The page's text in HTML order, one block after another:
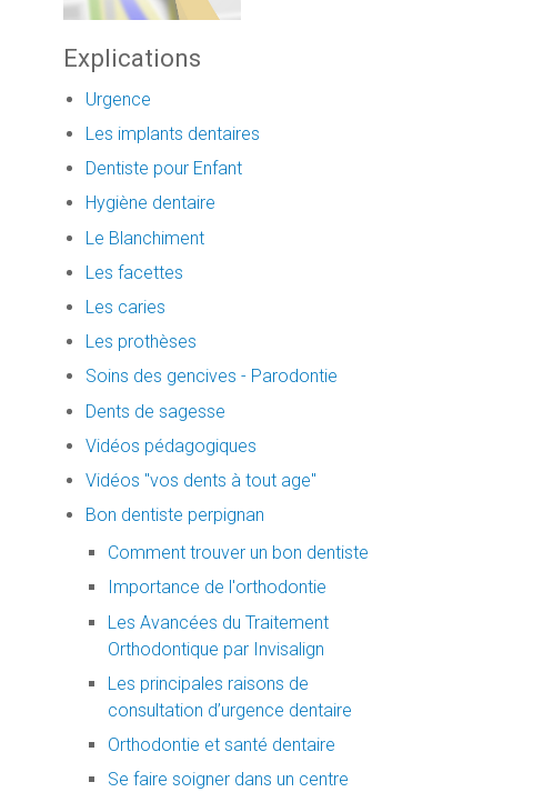
Explications
Urgence
Les implants dentaires
Dentiste pour Enfant
Hygiène dentaire
Le Blanchiment
Les facettes
Les caries
Les prothèses
Soins des gencives - Parodontie
Dents de sagesse
Vidéos pédagogiques
Vidéos "vos dents à tout age"
Bon dentiste perpignan
Comment trouver un bon dentiste
Importance de l'orthodontie
Les Avancées du Traitement
Orthodontique par Invisalign
Les principales raisons de
consultation d’urgence dentaire
Orthodontie et santé dentaire
Se faire soigner dans un centre